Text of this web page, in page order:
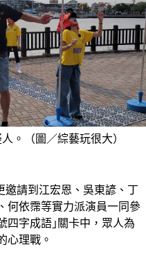
。（圖／綜藝玩很大）
請到江宏恩、吳東諺、丁
何依霈等實力派演員一同參
四字成語｣關卡中，眾人為
心理戰。